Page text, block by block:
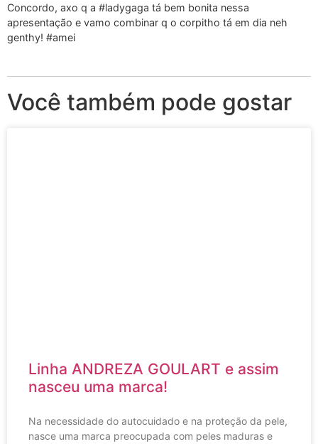
Concordo, axo q a #ladygaga tá bem bonita nessa
apresentação e vamo combinar q o corpitho tá em dia neh
genthy! #amei
Você também pode gostar
Linha ANDREZA GOULART e assim
nasceu uma marca!
Na necessidade do autocuidado e na proteção da pele,
nasce uma marca preocupada com peles maduras e